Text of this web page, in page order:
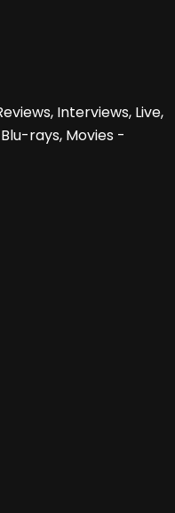
Interviews, Live,
Blu-rays, Movies -